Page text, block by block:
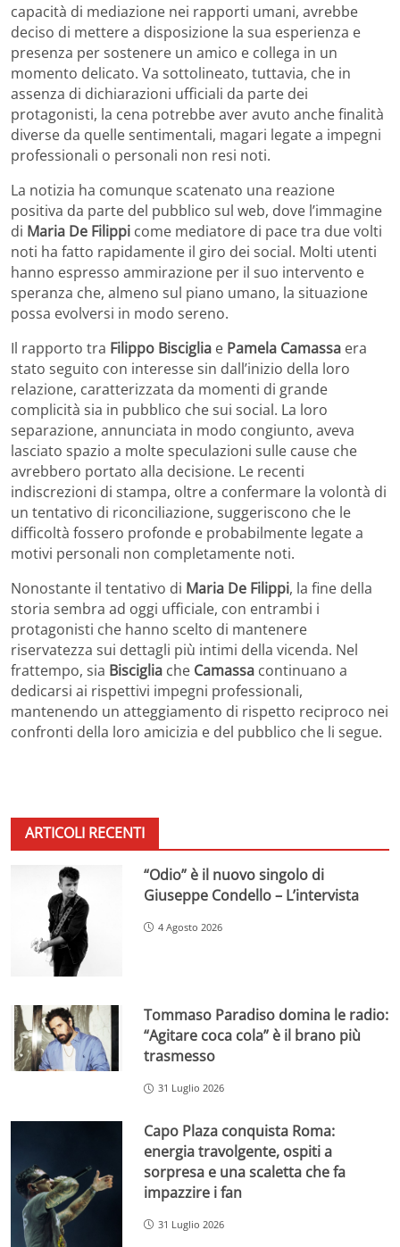
capacità di mediazione nei rapporti umani, avrebbe
deciso di mettere a disposizione la sua esperienza e
presenza per sostenere un amico e collega in un
momento delicato. Va sottolineato, tuttavia, che in
assenza di dichiarazioni ufficiali da parte dei
protagonisti, la cena potrebbe aver avuto anche finalità
diverse da quelle sentimentali, magari legate a impegni
professionali o personali non resi noti.
La notizia ha comunque scatenato una reazione
positiva da parte del pubblico sul web, dove l’immagine
di Maria De Filippi come mediatore di pace tra due volti
noti ha fatto rapidamente il giro dei social. Molti utenti
hanno espresso ammirazione per il suo intervento e
speranza che, almeno sul piano umano, la situazione
possa evolversi in modo sereno.
Il rapporto tra Filippo Bisciglia e Pamela Camassa era
stato seguito con interesse sin dall’inizio della loro
relazione, caratterizzata da momenti di grande
complicità sia in pubblico che sui social. La loro
separazione, annunciata in modo congiunto, aveva
lasciato spazio a molte speculazioni sulle cause che
avrebbero portato alla decisione. Le recenti
indiscrezioni di stampa, oltre a confermare la volontà di
un tentativo di riconciliazione, suggeriscono che le
difficoltà fossero profonde e probabilmente legate a
motivi personali non completamente noti.
Nonostante il tentativo di Maria De Filippi, la fine della
storia sembra ad oggi ufficiale, con entrambi i
protagonisti che hanno scelto di mantenere
riservatezza sui dettagli più intimi della vicenda. Nel
frattempo, sia Bisciglia che Camassa continuano a
dedicarsi ai rispettivi impegni professionali,
mantenendo un atteggiamento di rispetto reciproco nei
confronti della loro amicizia e del pubblico che li segue.
ARTICOLI RECENTI
“Odio” è il nuovo singolo di
Giuseppe Condello – L’intervista
4 Agosto 2026
Tommaso Paradiso domina le radio:
“Agitare coca cola” è il brano più
trasmesso
31 Luglio 2026
Capo Plaza conquista Roma:
energia travolgente, ospiti a
sorpresa e una scaletta che fa
impazzire i fan
31 Luglio 2026